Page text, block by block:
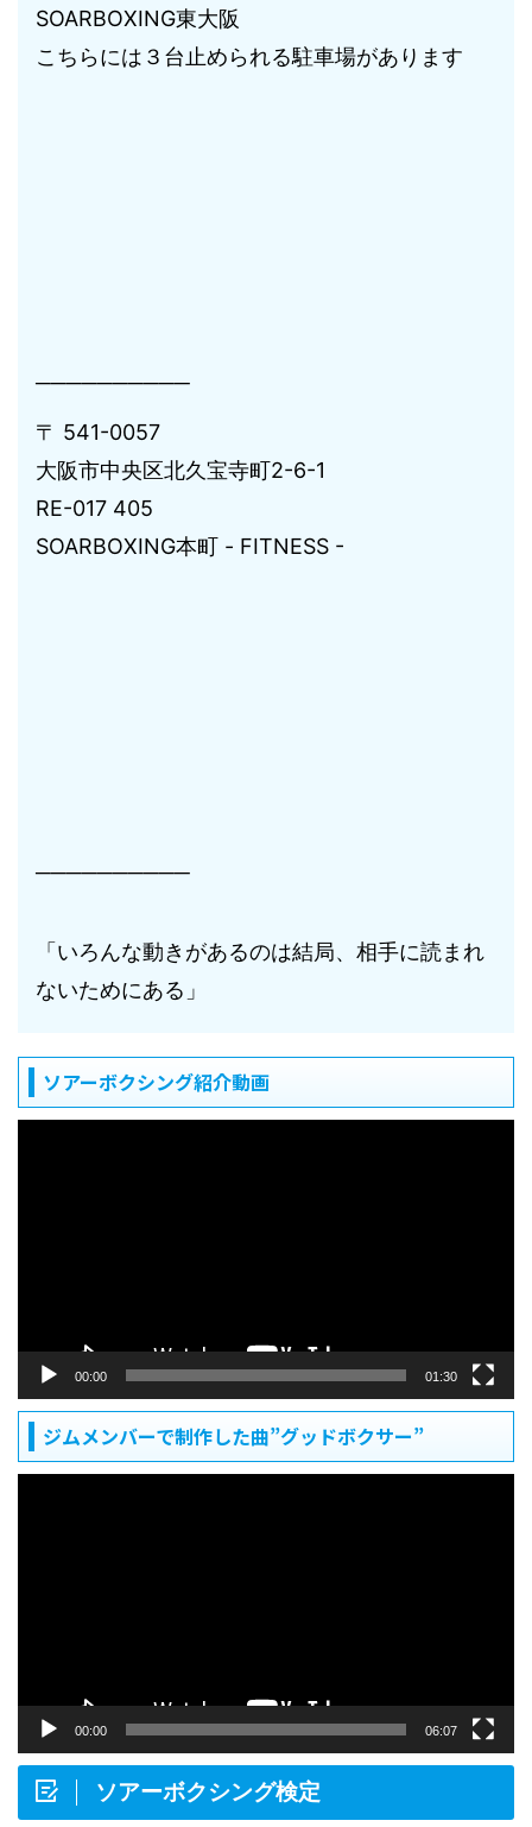
SOARBOXING東大阪
こちらには３台止められる駐車場があります
──────────
〒 541-0057
大阪市中央区北久宝寺町2-6-1
RE-017 405
SOARBOXING本町 - FITNESS -
──────────
「いろんな動きがあるのは結局、相手に読まれ
ないためにある」
ソアーボクシング紹介動画
00:00 01:30
ジムメンバーで制作した曲”グッドボクサー”
00:00 06:07
ソアーボクシング検定